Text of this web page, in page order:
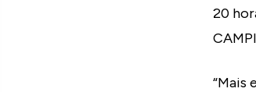
20
“Mais